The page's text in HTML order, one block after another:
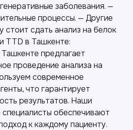
заболевания. —
процессы. — Другие
стоит сдать анализ на белок
TTD в Ташкенте:
предлагает
проведение анализа на
современное
что гарантирует
результатов. Наши
обеспечивают
к каждому пациенту.